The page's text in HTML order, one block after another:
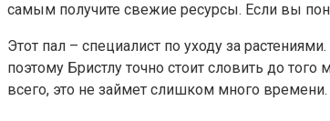
самым получите свежие ресурсы. Если вы
Этот пал – специалист по уходу за
поэтому Бристлу точно стоит словить до
всего, это не займет слишком много времени.